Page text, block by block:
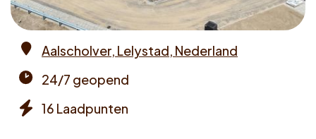
Voucher claimen
Dutch
Aalscholver, Lelystad, Nederland
times
24/7 geopend
16 Laadpunten